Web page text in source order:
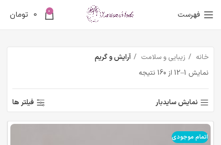
فهرست 0
0 تومان
خانه زیبایی و سلامت
آرایش و گریم
نمایش 1–12 از 160 نتیجه
نمایش سایدبار فیلتر ها
اتمام موجودی